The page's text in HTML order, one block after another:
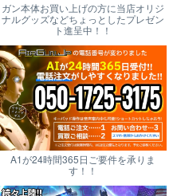
ガン本体お買い上げの方に当店オリジ
ナルグッズなどちょっとしたプレゼン
ト進呈中！！
A1が24時間365日ご要件を承りま
す！！